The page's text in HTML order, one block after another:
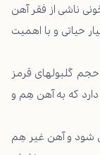
ناشی از فقر آهن
حیاتی و با اهمیت
گلبولهای قرمز
که به آهن هِم و
شود و آهن غیر هِم